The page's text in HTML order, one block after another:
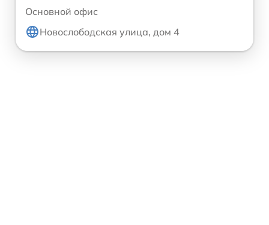
Основной офис
Новослободская улица, дом 4